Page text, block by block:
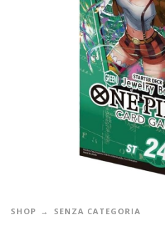
SHOP SENZA CATEGORIA